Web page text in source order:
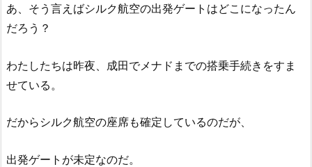
あ、そう言えばシルク航空の出発ゲートはどこになったん
だろう？
わたしたちは昨夜、成田でメナドまでの搭乗手続きをすま
せている。
だからシルク航空の座席も確定しているのだが、
出発ゲートが未定なのだ。